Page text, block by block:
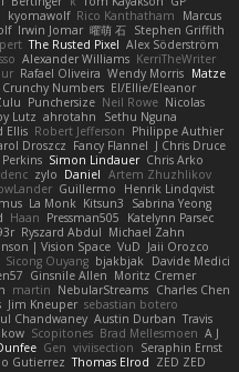
kyomawolf Rico Kanthatham
Marcus
Irwin Jomar 曜萌 石 Stephen Griffith
The Rusted Pixel Alex Söderström
Alexander Williams KerriTheWriter
Rafael Oliveira Wendy Morris Matze
Crunchy Numbers El/Ellie/Eleanor
Punchersize Neil Rowe Nicolas
Lutz ahrotahn
Sethu Nguna
Ellis Robert Jefferson Philippe Authier
Droszcz Fancy Flannel J Chris Druce
Simon Lindauer Chris Arko
zylo Daniel Artem Zhuzhlikov
Guillermo
Henrik Lindqvist
La Monk Kitsun3
Sabrina Yeong
Haan Pressman505
Katelynn Parsec
Ryszard Abdul Michael Zahn
| Vision Space VuD Jaii Orozco
Sicong Ouyang bjakbjak Davide Medici
Ginsnile Allen Moritz Cremer
martin NebularStreams Charles Chen
Jim Kneuper sebastian botero
Chandwaney Austin Durban Travis
Scopitones Brad Mellesmoen A J
Gen viviisection Seraphin Ernst
Gutierrez Thomas Elrod ZED ZED